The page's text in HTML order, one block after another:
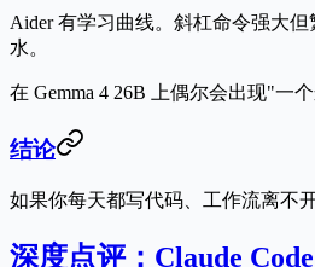
Aider 有学习曲线。斜杠命令强大
水。
在 Gemma 4 26B 上偶尔会出现"一
结论
如果你每天都写代码、工作流离不
深度点评：Claude